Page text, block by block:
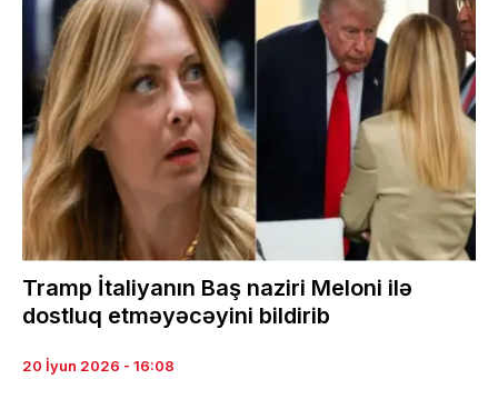
Tramp İtaliyanın Baş naziri Meloni ilə
dostluq etməyəcəyini bildirib
20 İyun 2026 - 16:08